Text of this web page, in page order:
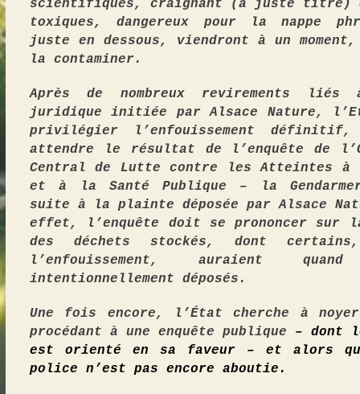
scientifiques, craignant
(à juste titre)
toxiques,dangereux pourla nappe
juste en dessous, viendront à un
la contaminer.
Après de nombreux revirements
juridique initiée par Alsace Nature,
privilégier l’enfouissement
attendre le résultat de l’enquêtede l’
Central de Lutte contre lesAtteintes à
et à la Santé Publique –
la
suite à la plainte déposée par Alsace
effet, l’enquête doit se prononcer sur
des déchets stockés, dont
l’enfouissement, auraient
intentionnellement déposés.
Une fois encore, l’État cherche à
procédant à une enquête publique – dont
est orienté en sa faveur – et alors
police n’est pas encore aboutie .